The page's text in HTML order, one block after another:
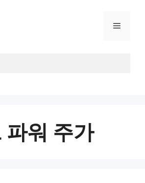
메
파워 주가